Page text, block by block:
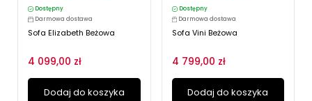
Dostępny
Darmowa dostawa
Sofa Elizabeth Beżowa
4 099,00 zł
Dodaj do koszyka
Dostępny
Darmowa dostawa
Sofa Vini Beżowa
4 799,00 zł
Dodaj do koszyka